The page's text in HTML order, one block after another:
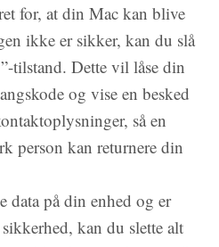
for, at din Mac kan blive
ikke er sikker, kan du slå
”-tilstand. Dette vil låse din
og vise en besked
så en
person kan returnere din
data på din enhed og er
kan du slette alt